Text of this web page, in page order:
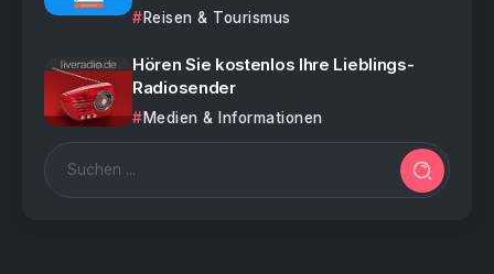
Reisen & Tourismus
Hören Sie kostenlos Ihre Lieblings-
Radiosender
Medien & Informationen